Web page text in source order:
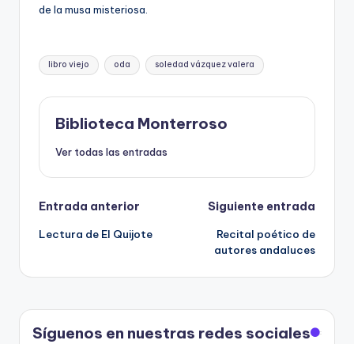
de la musa misteriosa.
Etiquetas:
libro viejo oda soledad vázquez valera
Biblioteca Monterroso
Ver todas las entradas
Navegación
de
entradas
Entrada anterior
Lectura de El Quijote
Siguiente entrada
Recital poético de
autores andaluces
Síguenos en nuestras redes sociales